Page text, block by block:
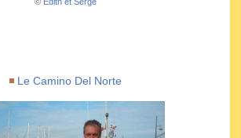
Le Camino Del Norte